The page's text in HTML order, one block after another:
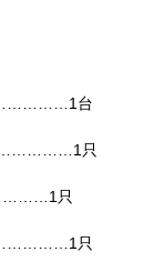
台
只
只
只